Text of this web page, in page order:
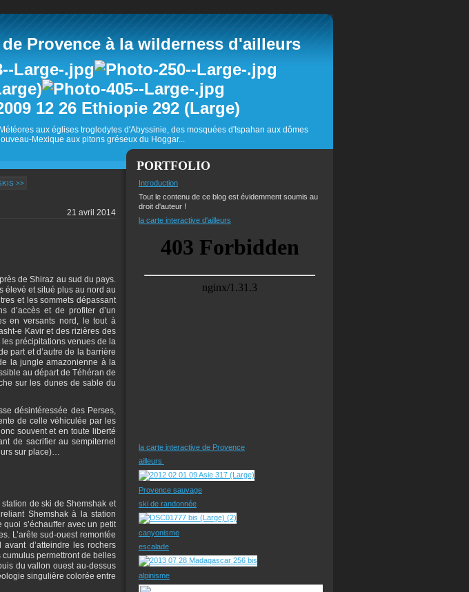
Provence à la wilderness d'ailleurs
aux églises troglodytes d'Abyssinie, des mosquées d'Ispahan aux dômes
Mexique aux pitons gréseux du Hoggar...
>>
21 avril 2014
de Shiraz au sud du pays.
élevé et situé plus au nord au
et les sommets dépassant
d’accès et de profiter d’un
en versants nord, le tout à
e Kavir et des rizières des
précipitations venues de la
part et d’autre de la barrière
la jungle amazonienne à la
au départ de Téhéran de
sur les dunes de sable du
désintéressée des Perses,
de celle véhiculée par les
souvent et en toute liberté
de sacrifier au sempiternel
sur place)…
de ski de Shemshak et
Shemshak à la station
s’échauffer avec un petit
L’arête sud-ouest remontée
d’atteindre les rochers
permettront de belles
du vallon ouest au-dessus
singulière colorée entre
PORTFOLIO
Introduction
Tout le contenu de ce blog est évidemment soumis au
droit d'auteur !
la carte interactive d'ailleurs
la carte interactive de Provence
ailleurs
Provence sauvage
ski de randonnée
canyonisme
escalade
alpinisme